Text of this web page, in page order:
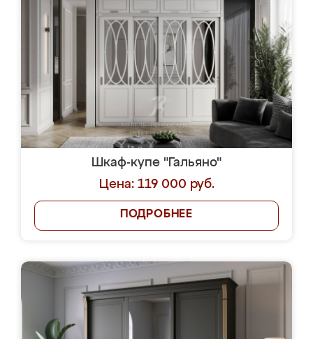
Шкаф-купе "Гальяно"
Цена: 119 000 руб.
ПОДРОБНЕЕ